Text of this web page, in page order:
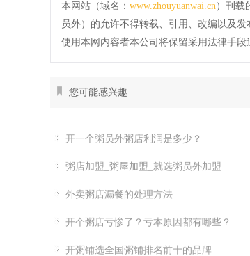
本网站（域名： www.zhouyuanwai.cn）刊载
员外）的允许不得转载、引用、改编以及
使用本网内容者本公司将保留采用法律手
您可能感兴趣
开一个粥员外粥店利润是多少？
粥店加盟_粥屋加盟_就选粥员外加盟
外卖粥店漏餐的处理方法
开个粥店亏惨了？亏本原因都有哪些？
开粥铺选全国粥铺排名前十的品牌